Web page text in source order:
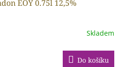
EOY 0.75l 12,5%
Skladem
Do košíku